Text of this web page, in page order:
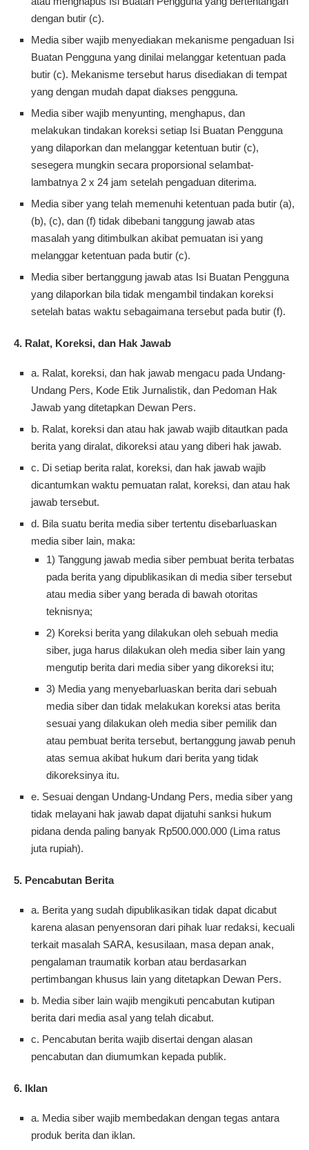
dengan butir (c).
Media siber wajib menyediakan mekanisme pengaduan Isi
Buatan Pengguna yang dinilai melanggar ketentuan pada
butir (c). Mekanisme tersebut harus disediakan di tempat
yang dengan mudah dapat diakses pengguna.
Media siber wajib menyunting, menghapus, dan
melakukan tindakan koreksi setiap Isi Buatan Pengguna
yang dilaporkan dan melanggar ketentuan butir (c),
sesegera mungkin secara proporsional selambat-
lambatnya 2 x 24 jam setelah pengaduan diterima.
Media siber yang telah memenuhi ketentuan pada butir (a),
(b), (c), dan (f) tidak dibebani tanggung jawab atas
masalah yang ditimbulkan akibat pemuatan isi yang
melanggar ketentuan pada butir (c).
Media siber bertanggung jawab atas Isi Buatan Pengguna
yang dilaporkan bila tidak mengambil tindakan koreksi
setelah batas waktu sebagaimana tersebut pada butir (f).
4. Ralat, Koreksi, dan Hak Jawab
a. Ralat, koreksi, dan hak jawab mengacu pada Undang-
Undang Pers, Kode Etik Jurnalistik, dan Pedoman Hak
Jawab yang ditetapkan Dewan Pers.
b. Ralat, koreksi dan atau hak jawab wajib ditautkan pada
berita yang diralat, dikoreksi atau yang diberi hak jawab.
c. Di setiap berita ralat, koreksi, dan hak jawab wajib
dicantumkan waktu pemuatan ralat, koreksi, dan atau hak
jawab tersebut.
d. Bila suatu berita media siber tertentu disebarluaskan
media siber lain, maka:
1) Tanggung jawab media siber pembuat berita terbatas
pada berita yang dipublikasikan di media siber tersebut
atau media siber yang berada di bawah otoritas
teknisnya;
2) Koreksi berita yang dilakukan oleh sebuah media
siber, juga harus dilakukan oleh media siber lain yang
mengutip berita dari media siber yang dikoreksi itu;
3) Media yang menyebarluaskan berita dari sebuah
media siber dan tidak melakukan koreksi atas berita
sesuai yang dilakukan oleh media siber pemilik dan
atau pembuat berita tersebut, bertanggung jawab penuh
atas semua akibat hukum dari berita yang tidak
dikoreksinya itu.
e. Sesuai dengan Undang-Undang Pers, media siber yang
tidak melayani hak jawab dapat dijatuhi sanksi hukum
pidana denda paling banyak Rp500.000.000 (Lima ratus
juta rupiah).
5. Pencabutan Berita
a. Berita yang sudah dipublikasikan tidak dapat dicabut
karena alasan penyensoran dari pihak luar redaksi, kecuali
terkait masalah SARA, kesusilaan, masa depan anak,
pengalaman traumatik korban atau berdasarkan
pertimbangan khusus lain yang ditetapkan Dewan Pers.
b. Media siber lain wajib mengikuti pencabutan kutipan
berita dari media asal yang telah dicabut.
c. Pencabutan berita wajib disertai dengan alasan
pencabutan dan diumumkan kepada publik.
6. Iklan
a. Media siber wajib membedakan dengan tegas antara
produk berita dan iklan.